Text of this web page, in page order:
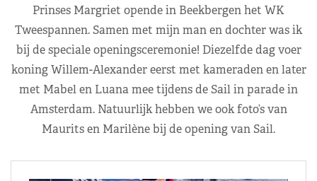
Prinses Margriet opende in Beekbergen het WK
Tweespannen. Samen met mijn man en dochter was ik
bij de speciale openingsceremonie! Diezelfde dag voer
koning Willem-Alexander eerst met kameraden en later
met Mabel en Luana mee tijdens de Sail in parade in
Amsterdam. Natuurlijk hebben we ook foto’s van
Maurits en Marilène bij de opening van Sail.